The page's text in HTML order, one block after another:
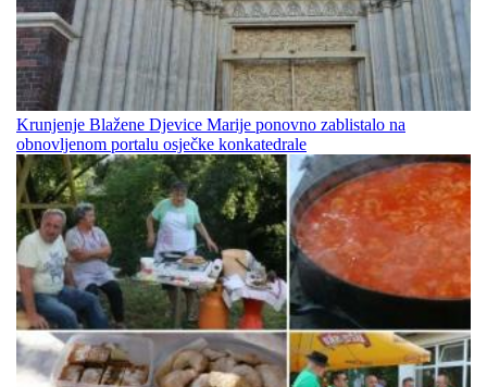
Krunjenje Blažene Djevice Marije ponovno zablistalo na
obnovljenom portalu osječke konkatedrale